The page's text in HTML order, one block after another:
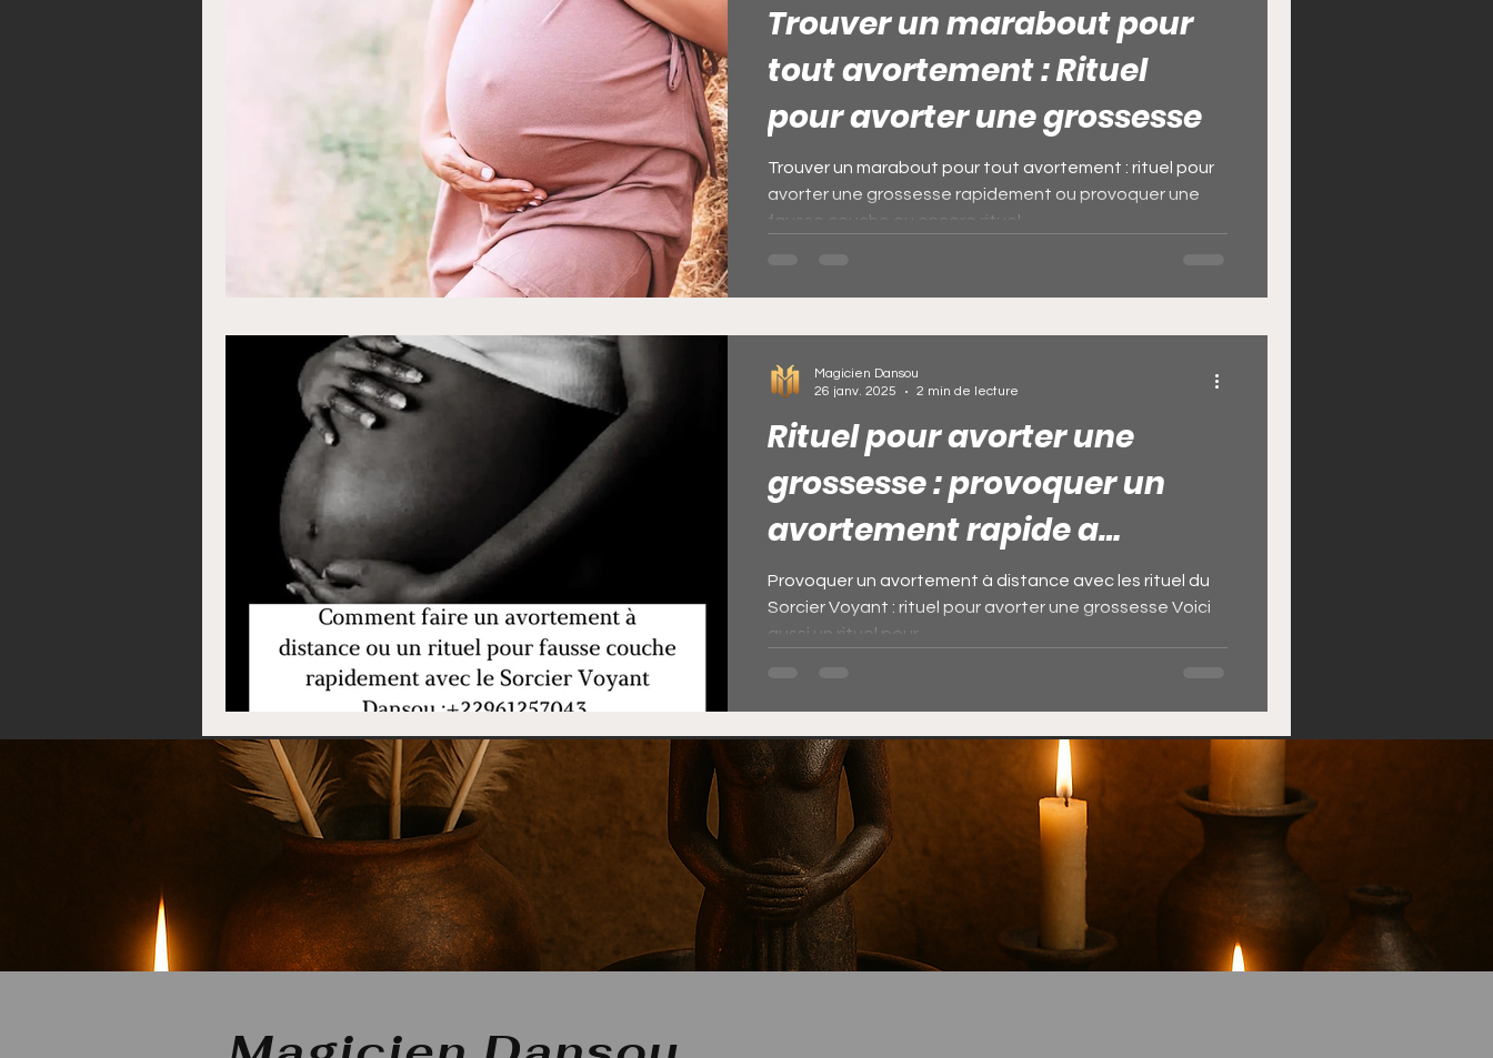
Comment avoir de l'argent Rituel pour gagner un procès en jus
Les dangers et conséquences du port Rituel pour récupérer sa femme qui
Comment récupérer sa femme qui veut Envoûtement amoureux rapides
Multiplier son argent rapidement
Trouver un marabout pour
tout avortement : Rituel
pour avorter une grossesse
Trouver un marabout pour tout avortement : rituel pour
avorter une grossesse rapidement ou provoquer une
fausse couche ou encore rituel...
Rituel pour avorter une
grossesse : provoquer un
avortement rapide a
distance
Provoquer un avortement à distance avec les rituel du
Sorcier Voyant : rituel pour avorter une grossesse Voici
aussi un rituel pour...
Magicien Dansou
26 janv. 2025
2 min de lecture